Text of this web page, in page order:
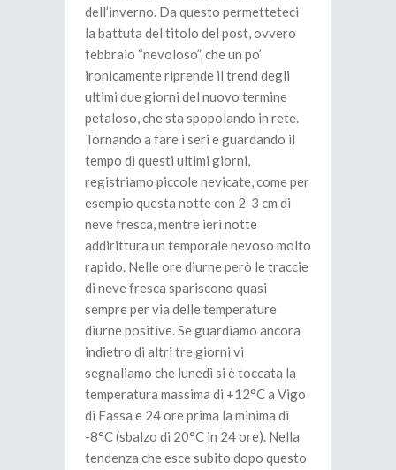
dell’inverno. Da questo permetteteci
la battuta del titolo del post, ovvero
febbraio “nevoloso”, che un po’
ironicamente riprende il trend degli
ultimi due giorni del nuovo termine
petaloso, che sta spopolando in rete.
Tornando a fare i seri e guardando il
tempo di questi ultimi giorni,
registriamo piccole nevicate, come per
esempio questa notte con 2-3 cm di
neve fresca, mentre ieri notte
addirittura un temporale nevoso molto
rapido. Nelle ore diurne però le traccie
di neve fresca spariscono quasi
sempre per via delle temperature
diurne positive. Se guardiamo ancora
indietro di altri tre giorni vi
segnaliamo che lunedì si è toccata la
temperatura massima di +12°C a Vigo
di Fassa e 24 ore prima la minima di
-8°C (sbalzo di 20°C in 24 ore). Nella
tendenza che esce subito dopo questo